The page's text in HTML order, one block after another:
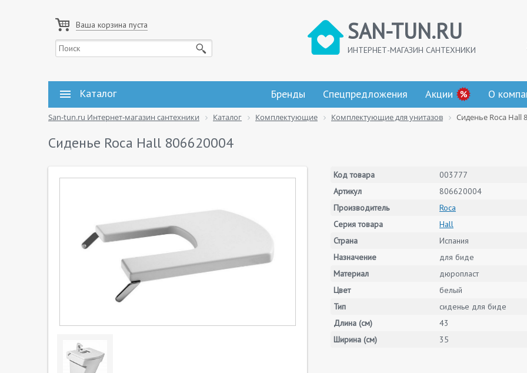
Ваша корзина пуста SAN-TUN.RU
ИНТЕРНЕТ-МАГАЗИН САНТЕХНИКИ
Каталог Бренды Спецпредложения Акции О
San-tun.ru Интернет-магазин сантехники Каталог Комплектующие Комплектующие для унитазов Сиденье Roca Hall
Сиденье Roca Hall 806620004
Код товара
003777
Артикул
806620004
Производитель
Roca
Серия товара
Hall
Страна
Испания
Назначение
для биде
Материал
дюропласт
Цвет
белый
Тип
сиденье для биде
Длина (см)
43
Ширина (см)
35